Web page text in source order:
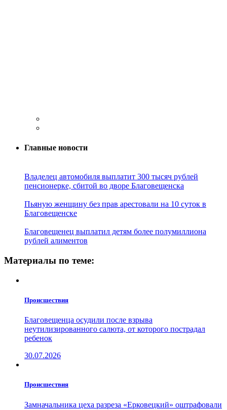
Главные новости
Владелец автомобиля выплатит 300 тысяч рублей
пенсионерке, сбитой во дворе Благовещенска
Пьяную женщину без прав арестовали на 10 суток в
Благовещенске
Благовещенец выплатил детям более полумиллиона
рублей алиментов
Материалы по теме:
Проиcшествия
Благовещенца осудили после взрыва
неутилизированного салюта, от которого пострадал
ребенок
30.07.2026
Проиcшествия
Замначальника цеха разреза «Ерковецкий» оштрафовали